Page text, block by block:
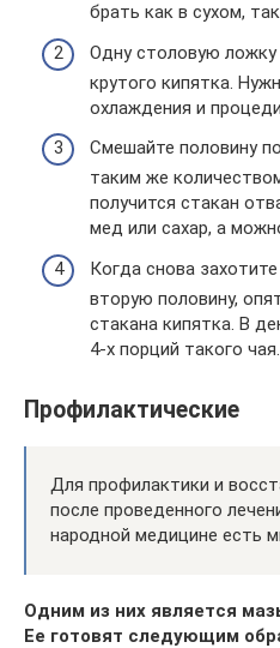
брать как в сухом,
Одну столовую
крутого кипятка.
охлаждения и
Смешайте половину
таким же
получится стакан
мед или сахар, а
Когда снова
вторую половину,
стакана кипятка. В
4-х порций такого чая.
Профилактические
Для профилактики и
после проведенного
народной медицине есть
Одним из них является
Ее готовят следующим